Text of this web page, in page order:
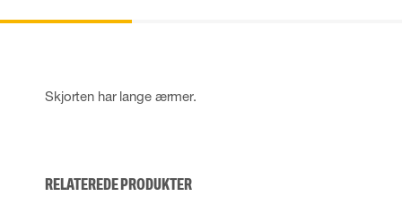
Skjorten har lange ærmer.
RELATEREDE PRODUKTER